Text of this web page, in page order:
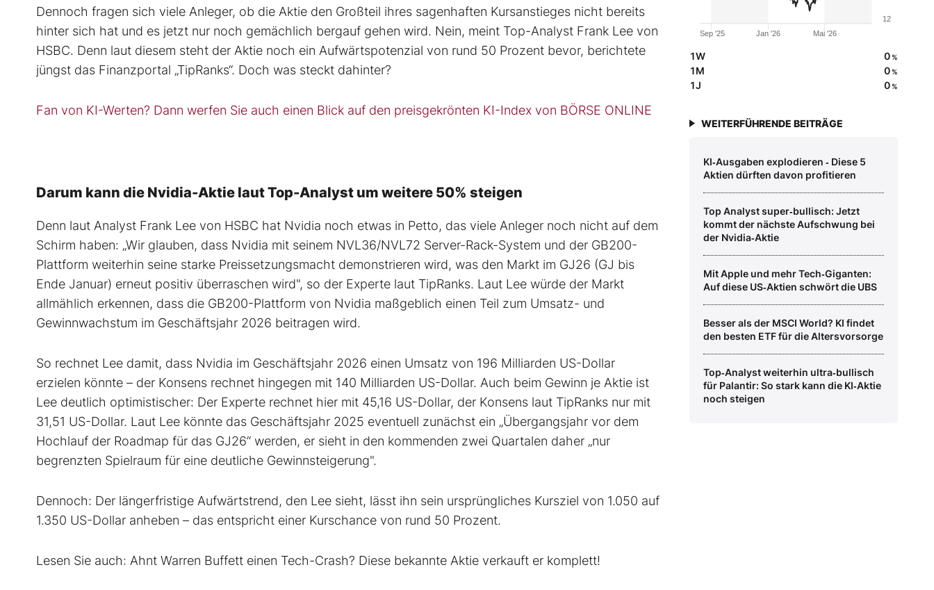
Dennoch fragen sich viele Anleger, ob die Aktie den Großteil ihres sagenhaften Kursanstieges nicht bereits
hinter sich hat und es jetzt nur noch gemächlich bergauf gehen wird. Nein, meint Top-Analyst Frank Lee von
HSBC. Denn laut diesem steht der Aktie noch ein Aufwärtspotenzial von rund 50 Prozent bevor, berichtete
jüngst das Finanzportal „TipRanks“. Doch was steckt dahinter?
Fan von KI-Werten? Dann werfen Sie auch einen Blick auf den preisgekrönten KI-Index von BÖRSE ONLINE
Darum kann die Nvidia-Aktie laut Top-Analyst um weitere 50% steigen
Denn laut Analyst Frank Lee von HSBC hat Nvidia noch etwas in Petto, das viele Anleger noch nicht auf dem
Schirm haben: „Wir glauben, dass Nvidia mit seinem NVL36/NVL72 Server-Rack-System und der GB200-
Plattform weiterhin seine starke Preissetzungsmacht demonstrieren wird, was den Markt im GJ26 (GJ bis
Ende Januar) erneut positiv überraschen wird", so der Experte laut TipRanks. Laut Lee würde der Markt
allmählich erkennen, dass die GB200-Plattform von Nvidia maßgeblich einen Teil zum Umsatz- und
Gewinnwachstum im Geschäftsjahr 2026 beitragen wird.
So rechnet Lee damit, dass Nvidia im Geschäftsjahr 2026 einen Umsatz von 196 Milliarden US-Dollar
erzielen könnte – der Konsens rechnet hingegen mit 140 Milliarden US-Dollar. Auch beim Gewinn je Aktie ist
Lee deutlich optimistischer: Der Experte rechnet hier mit 45,16 US-Dollar, der Konsens laut TipRanks nur mit
31,51 US-Dollar. Laut Lee könnte das Geschäftsjahr 2025 eventuell zunächst ein „Übergangsjahr vor dem
Hochlauf der Roadmap für das GJ26“ werden, er sieht in den kommenden zwei Quartalen daher „nur
begrenzten Spielraum für eine deutliche Gewinnsteigerung".
Dennoch: Der längerfristige Aufwärtstrend, den Lee sieht, lässt ihn sein ursprüngliches Kursziel von 1.050 auf
1.350 US-Dollar anheben – das entspricht einer Kurschance von rund 50 Prozent.
Lesen Sie auch: Ahnt Warren Buffett einen Tech-Crash? Diese bekannte Aktie verkauft er komplett!
Jan '26
Sep '25 Mai '26
12
1W 0%
1M 0%
1J 0%
WEITERFÜHRENDE BEITRÄGE
KI‑Ausgaben explodieren ‑ Diese 5
Aktien dürften davon profitieren
Top Analyst super‑bullisch: Jetzt
kommt der nächste Aufschwung bei
der Nvidia‑Aktie
Mit Apple und mehr Tech‑Giganten:
Auf diese US‑Aktien schwört die UBS
Besser als der MSCI World? KI findet
den besten ETF für die Altersvorsorge
Top‑Analyst weiterhin ultra‑bullisch
für Palantir: So stark kann die KI‑Aktie
noch steigen